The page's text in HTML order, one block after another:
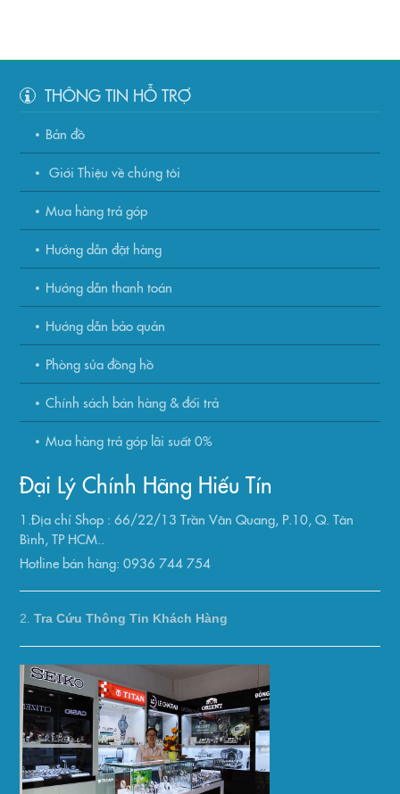
THÔNG TIN HỖ TRỢ
Bản đồ
Giới Thiệu về chúng tôi
Mua hàng trả góp
Hướng dẫn đặt hàng
Hướng dẫn thanh toán
Hướng dẫn bảo quản
Phòng sửa đồng hồ
Chính sách bán hàng & đổi trả
Mua hàng trả góp lãi suất 0%
Đại Lý Chính Hãng Hiếu Tín
1.Địa chỉ Shop : 66/22/13 Trần Văn Quang, P.10, Q. Tân
Bình, TP HCM..
Hotline bán hàng: 0936 744 754
2.Tra Cứu Thông Tin Khách Hàng